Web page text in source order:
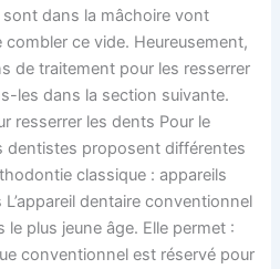
dans la mâchoire vont
combler ce vide. Heureusement,
de traitement pour les resserrer
les dans la section suivante.
resserrer les dents Pour le
dentistes proposent différentes
classique : appareils
dentaire conventionnel
plus jeune âge. Elle permet :
conventionnel est réservé pour